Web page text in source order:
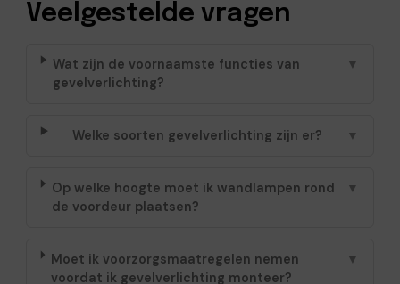
Veelgestelde vragen
Wat zijn de voornaamste functies van
gevelverlichting?
▼
Welke soorten gevelverlichting zijn er? ▼
Op welke hoogte moet ik wandlampen rond
de voordeur plaatsen?
▼
Moet ik voorzorgsmaatregelen nemen
voordat ik gevelverlichting monteer?
▼